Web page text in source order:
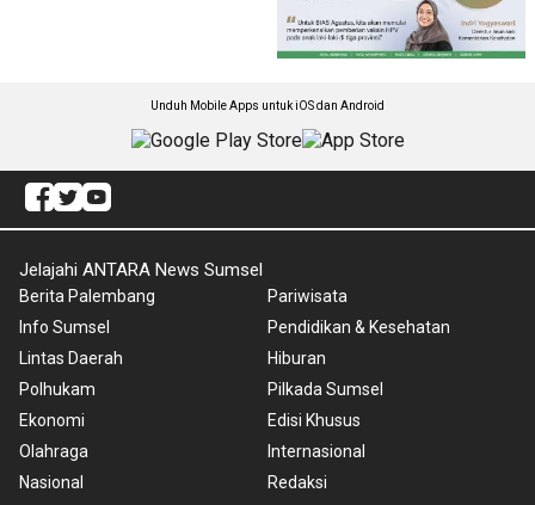
Unduh Mobile Apps untuk iOS dan Android
Jelajahi ANTARA News Sumsel
Berita Palembang
Info Sumsel
Lintas Daerah
Polhukam
Ekonomi
Olahraga
Nasional
Pariwisata
Pendidikan & Kesehatan
Hiburan
Pilkada Sumsel
Edisi Khusus
Internasional
Redaksi